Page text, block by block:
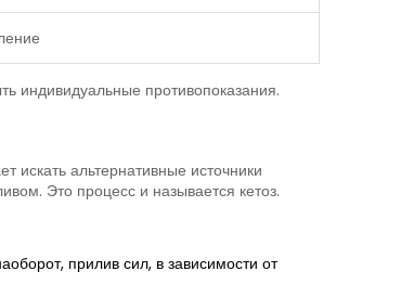
индивидуальные противопоказания.
искать альтернативные источники
Это процесс и называется кетоз.
прилив сил, в зависимости от